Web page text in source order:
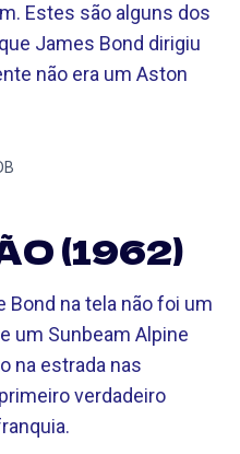
Estes são alguns dos
James Bond dirigiu
não era um Aston
(1962)
Bond na tela não foi um
um Sunbeam Alpine
na estrada nas
verdadeiro